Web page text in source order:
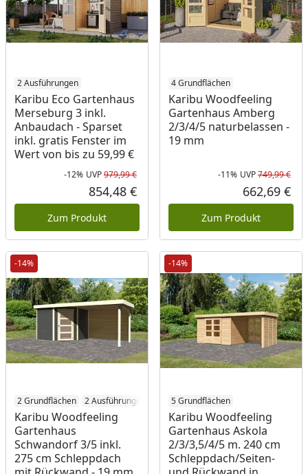
2 Ausführungen
Karibu Eco Gartenhaus
Merseburg 3 inkl.
Anbaudach - Sparset
inkl. gratis Fenster im
Wert von bis zu 59,99 €
Rabatt in Prozent
-12%
Ursprünglicher Preis
UVP979,99 €
Aktueller Preis
854,48 €
Zum Produkt
4 Grundflächen
Karibu Woodfeeling
Gartenhaus Amberg
2/3/4/5 naturbelassen -
19 mm
-11% UVP749,99 €
662,69 €
Zum Produkt
-14%
2 Grundflächen 2 Ausführungen
Karibu Woodfeeling
Gartenhaus
Schwandorf 3/5 inkl.
275 cm Schleppdach
-14%
5 Grundflächen
Karibu Woodfeeling
Gartenhaus Askola
2/3/3,5/4/5 m. 240 cm
Schleppdach/Seiten-